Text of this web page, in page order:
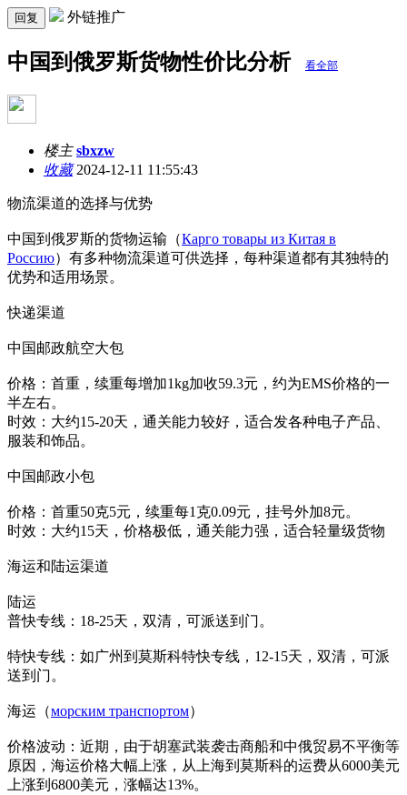
回复 外链推广
中国到俄罗斯货物性价比分析 看全部
楼主 sbxzw
收藏2024-12-11 11:55:43
物流渠道的选择与优势
中国到俄罗斯的货物运输（Карго товары из Китая в
Россию）有多种物流渠道可供选择，每种渠道都有其独特的
优势和适用场景。
快递渠道
中国邮政航空大包
价格：首重，续重每增加1kg加收59.3元，约为EMS价格的一
半左右。
时效：大约15-20天，通关能力较好，适合发各种电子产品、
服装和饰品。
中国邮政小包
价格：首重50克5元，续重每1克0.09元，挂号外加8元。
时效：大约15天，价格极低，通关能力强，适合轻量级货物
海运和陆运渠道
陆运
普快专线：18-25天，双清，可派送到门。
特快专线：如广州到莫斯科特快专线，12-15天，双清，可派
送到门。
海运（морским транспортом）
价格波动：近期，由于胡塞武装袭击商船和中俄贸易不平衡等
原因，海运价格大幅上涨，从上海到莫斯科的运费从6000美元
上涨到6800美元，涨幅达13%。